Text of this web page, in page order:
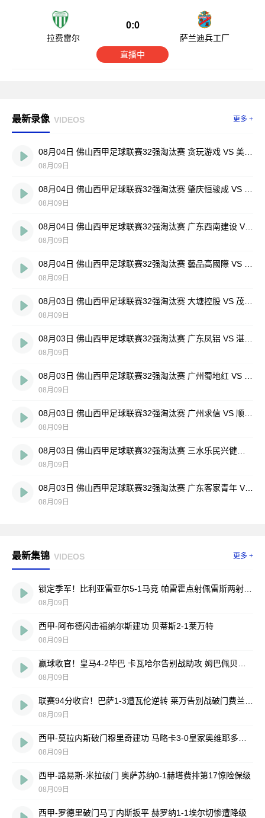
拉费雷尔
0:0
萨兰迪兵工厂
直播中
最新录像 VIDEOS 更多 +
08月09日
08月09日
08月04日 佛山西甲足球联赛32强淘汰赛 广东西南建设 VS 香港圣徒 全场录像
08月09日
08月09日
08月09日
08月09日
08月09日
08月09日
08月09日
08月03日 佛山西甲足球联赛32强淘汰赛 广东客家青年 VS 广州英华思力U17 全场录像
08月09日
最新集锦 VIDEOS 更多 +
08月09日
西甲-阿布德闪击福纳尔斯建功 贝蒂斯2-1莱万特
08月09日
08月09日
08月09日
08月09日
西甲-路易斯-米拉破门 奥萨苏纳0-1赫塔费排第17惊险保级
08月09日
西甲-罗德里破门马丁内斯扳平 赫罗纳1-1埃尔切惨遭降级